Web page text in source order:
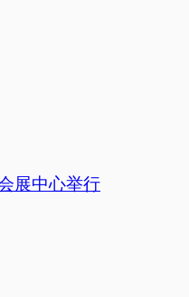
展中心举行